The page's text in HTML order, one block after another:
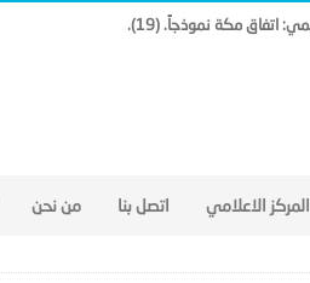
المركز الاعلامي اتصل بنا من نحن